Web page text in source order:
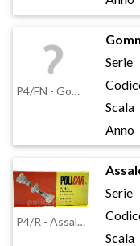
P4/FN - Gomme posteriori per P70-P76
Serie
Scala
Anno
P4/R - Assale posteriore per P50-P53
Serie
Scala